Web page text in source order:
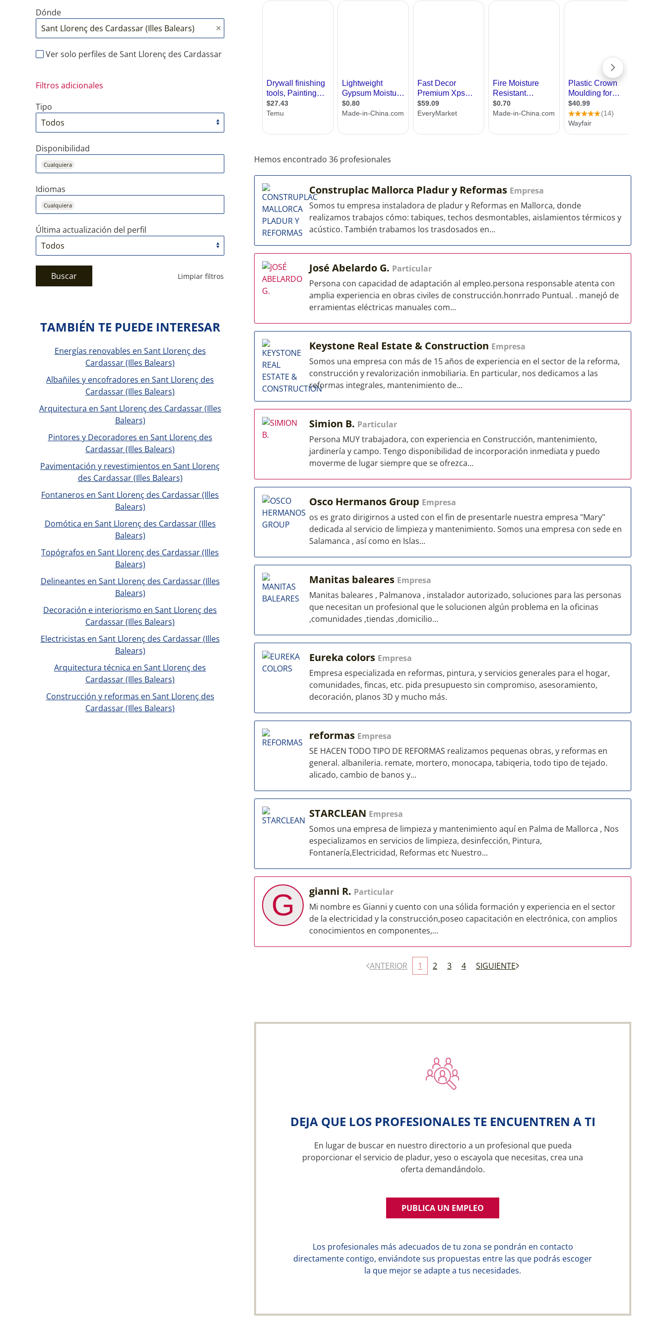
Dónde
Ver solo perfiles de Sant Llorenç des Cardassar
Filtros adicionales
Tipo
Disponibilidad
Cualquiera
Idiomas
Cualquiera
Última actualización del perfil
Buscar Limpiar filtros
Hemos encontrado 36 profesionales
Construplac Mallorca Pladur y Reformas Empresa
Somos tu empresa instaladora de pladur y Reformas en Mallorca, donde
realizamos trabajos cómo: tabiques, techos desmontables, aislamientos térmicos y
acústico. También trabamos los trasdosados en...
José Abelardo G. Particular
Persona con capacidad de adaptación al empleo.persona responsable atenta con
amplia experiencia en obras civiles de construcción.honrrado Puntual. . manejó de
erramientas eléctricas manuales com...
Keystone Real Estate & Construction Empresa
Somos una empresa con más de 15 años de experiencia en el sector de la reforma,
construcción y revalorización inmobiliaria. En particular, nos dedicamos a las
reformas integrales, mantenimiento de...
Simion B. Particular
Persona MUY trabajadora, con experiencia en Construcción, mantenimiento,
jardinería y campo. Tengo disponibilidad de incorporación inmediata y puedo
moverme de lugar siempre que se ofrezca...
Osco Hermanos Group Empresa
os es grato dirigirnos a usted con el fin de presentarle nuestra empresa "Mary"
dedicada al servicio de limpieza y mantenimiento. Somos una empresa con sede en
Salamanca , así como en Islas...
Manitas baleares Empresa
Manitas baleares , Palmanova , instalador autorizado, soluciones para las personas
que necesitan un profesional que le solucionen algún problema en la oficinas
,comunidades ,tiendas ,domicilio...
Eureka colors Empresa
Empresa especializada en reformas, pintura, y servicios generales para el hogar,
comunidades, fincas, etc. pida presupuesto sin compromiso, asesoramiento,
decoración, planos 3D y mucho más.
reformas Empresa
SE HACEN TODO TIPO DE REFORMAS realizamos pequenas obras, y reformas en
general. albanileria. remate, mortero, monocapa, tabiqeria, todo tipo de tejado.
alicado, cambio de banos y...
STARCLEAN Empresa
Somos una empresa de limpieza y mantenimiento aquí en Palma de Mallorca , Nos
especializamos en servicios de limpieza, desinfección, Pintura,
Fontanería,Electricidad, Reformas etc Nuestro...
G gianni R. Particular
Mi nombre es Gianni y cuento con una sólida formación y experiencia en el sector
de la electricidad y la construcción,poseo capacitación en electrónica, con amplios
conocimientos en componentes,...
ANTERIOR 1 2 3 4 SIGUIENTE
DEJA QUE LOS PROFESIONALES TE ENCUENTREN A TI
En lugar de buscar en nuestro directorio a un profesional que pueda
proporcionar el servicio de pladur, yeso o escayola que necesitas, crea una
oferta demandándolo.
PUBLICA UN EMPLEO
Los profesionales más adecuados de tu zona se pondrán en contacto
directamente contigo, enviándote sus propuestas entre las que podrás escoger
la que mejor se adapte a tus necesidades.
TAMBIÉN TE PUEDE INTERESAR
Energías renovables en Sant Llorenç des
Cardassar (Illes Balears)
Albañiles y encofradores en Sant Llorenç des
Cardassar (Illes Balears)
Arquitectura en Sant Llorenç des Cardassar (Illes
Balears)
Pintores y Decoradores en Sant Llorenç des
Cardassar (Illes Balears)
Pavimentación y revestimientos en Sant Llorenç
des Cardassar (Illes Balears)
Fontaneros en Sant Llorenç des Cardassar (Illes
Balears)
Domótica en Sant Llorenç des Cardassar (Illes
Balears)
Topógrafos en Sant Llorenç des Cardassar (Illes
Balears)
Delineantes en Sant Llorenç des Cardassar (Illes
Balears)
Decoración e interiorismo en Sant Llorenç des
Cardassar (Illes Balears)
Electricistas en Sant Llorenç des Cardassar (Illes
Balears)
Arquitectura técnica en Sant Llorenç des
Cardassar (Illes Balears)
Construcción y reformas en Sant Llorenç des
Cardassar (Illes Balears)